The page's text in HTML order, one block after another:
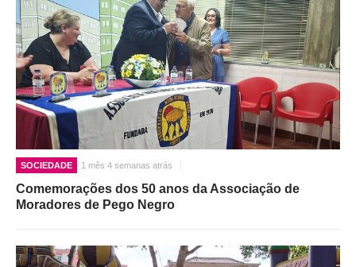
SOCIEDADE 1 mês 4 semanas atrás
Comemorações dos 50 anos da Associação de
Moradores de Pego Negro